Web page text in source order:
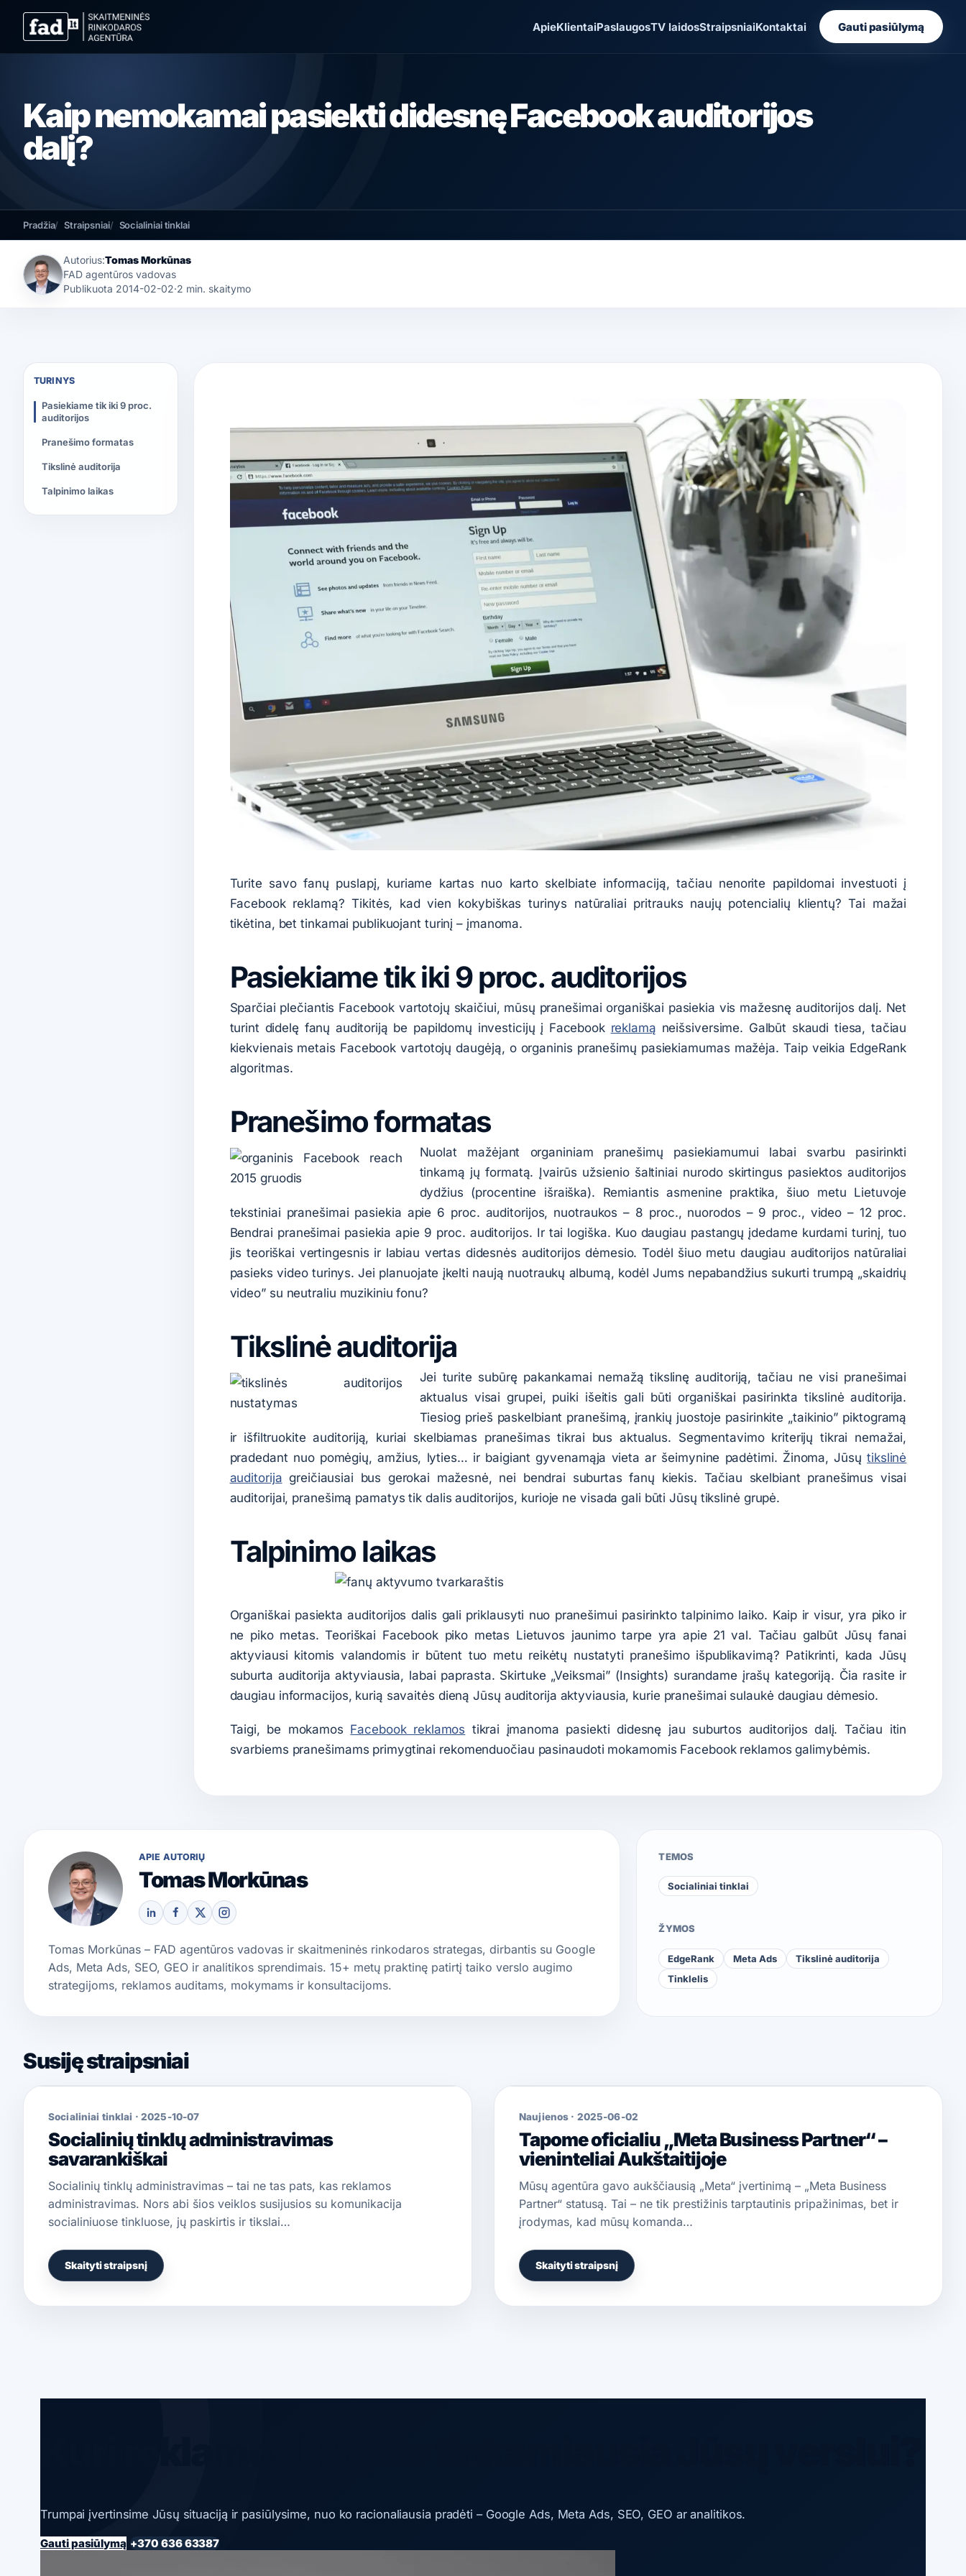
ApieKlientaiPaslaugosTV laidosStraipsniaiKontaktai Gauti pasiūlymą
Kaip nemokamai pasiekti didesnę Facebook auditorijos
dalį?
Pradžia Straipsniai Socialiniai tinklai
Autorius:Tomas Morkūnas
FAD agentūros vadovas
Publikuota 2014-02-02·2 min. skaitymo
TURINYS
Pasiekiame tik iki 9 proc.
auditorijos
Pranešimo formatas
Tikslinė auditorija
Talpinimo laikas
Turite savo fanų puslapį, kuriame kartas nuo karto skelbiate informaciją, tačiau nenorite papildomai investuoti į
Facebook reklamą? Tikitės, kad vien kokybiškas turinys natūraliai pritrauks naujų potencialių klientų? Tai mažai
tikėtina, bet tinkamai publikuojant turinį – įmanoma.
Pasiekiame tik iki 9 proc. auditorijos
Sparčiai plečiantis Facebook vartotojų skaičiui, mūsų pranešimai organiškai pasiekia vis mažesnę auditorijos dalį. Net
turint didelę fanų auditoriją be papildomų investicijų į Facebook reklamą neišsiversime. Galbūt skaudi tiesa, tačiau
kiekvienais metais Facebook vartotojų daugėją, o organinis pranešimų pasiekiamumas mažėja. Taip veikia EdgeRank
algoritmas.
Pranešimo formatas
Nuolat mažėjant organiniam pranešimų pasiekiamumui labai svarbu pasirinkti
tinkamą jų formatą. Įvairūs užsienio šaltiniai nurodo skirtingus pasiektos auditorijos
dydžius (procentine išraiška). Remiantis asmenine praktika, šiuo metu Lietuvoje
tekstiniai pranešimai pasiekia apie 6 proc. auditorijos, nuotraukos – 8 proc., nuorodos – 9 proc., video – 12 proc.
Bendrai pranešimai pasiekia apie 9 proc. auditorijos. Ir tai logiška. Kuo daugiau pastangų įdedame kurdami turinį, tuo
jis teoriškai vertingesnis ir labiau vertas didesnės auditorijos dėmesio. Todėl šiuo metu daugiau auditorijos natūraliai
pasieks video turinys. Jei planuojate įkelti naują nuotraukų albumą, kodėl Jums nepabandžius sukurti trumpą „skaidrių
video” su neutraliu muzikiniu fonu?
Tikslinė auditorija
Jei turite subūrę pakankamai nemažą tikslinę auditoriją, tačiau ne visi pranešimai
aktualus visai grupei, puiki išeitis gali būti organiškai pasirinkta tikslinė auditorija.
Tiesiog prieš paskelbiant pranešimą, įrankių juostoje pasirinkite „taikinio” piktogramą
ir išfiltruokite auditoriją, kuriai skelbiamas pranešimas tikrai bus aktualus. Segmentavimo kriterijų tikrai nemažai,
pradedant nuo pomėgių, amžius, lyties… ir baigiant gyvenamąja vieta ar šeimynine padėtimi. Žinoma, Jūsųtikslinė
auditorija greičiausiai bus gerokai mažesnė, nei bendrai suburtas fanų kiekis. Tačiau skelbiant pranešimus visai
auditorijai, pranešimą pamatys tik dalis auditorijos, kurioje ne visada gali būti Jūsų tikslinė grupė.
Talpinimo laikas
Organiškai pasiekta auditorijos dalis gali priklausyti nuo pranešimui pasirinkto talpinimo laiko. Kaip ir visur, yra piko ir
ne piko metas. Teoriškai Facebook piko metas Lietuvos jaunimo tarpe yra apie 21 val. Tačiau galbūt Jūsų fanai
aktyviausi kitomis valandomis ir būtent tuo metu reikėtų nustatyti pranešimo išpublikavimą? Patikrinti, kada Jūsų
suburta auditorija aktyviausia, labai paprasta. Skirtuke „Veiksmai” (Insights) surandame įrašų kategoriją. Čia rasite ir
daugiau informacijos, kurią savaitės dieną Jūsų auditorija aktyviausia, kurie pranešimai sulaukė daugiau dėmesio.
Taigi, be mokamos Facebook reklamos tikrai įmanoma pasiekti didesnę jau suburtos auditorijos dalį. Tačiau itin
svarbiems pranešimams primygtinai rekomenduočiau pasinaudoti mokamomis Facebook reklamos galimybėmis.
APIE AUTORIŲ
Tomas Morkūnas
Tomas Morkūnas – FAD agentūros vadovas ir skaitmeninės rinkodaros strategas, dirbantis su Google
Ads, Meta Ads, SEO, GEO ir analitikos sprendimais. 15+ metų praktinę patirtį taiko verslo augimo
strategijoms, reklamos auditams, mokymams ir konsultacijoms.
TEMOS
Socialiniai tinklai
ŽYMOS
EdgeRank Meta Ads
Tikslinė auditorija
Tinklelis
Susiję straipsniai
Socialiniai tinklai · 2025-10-07
Socialinių tinklų administravimas
savarankiškai
Socialinių tinklų administravimas – tai ne tas pats, kas reklamos
administravimas. Nors abi šios veiklos susijusios su komunikacija
socialiniuose tinkluose, jų paskirtis ir tikslai…
Skaityti straipsnį
Naujienos · 2025-06-02
Tapome oficialiu „Meta Business Partner“ –
vieninteliai Aukštaitijoje
Mūsų agentūra gavo aukščiausią „Meta“ įvertinimą – „Meta Business
Partner“ statusą. Tai – ne tik prestižinis tarptautinis pripažinimas, bet ir
įrodymas, kad mūsų komanda…
Skaityti straipsnį
Trumpai įvertinsime Jūsų situaciją ir pasiūlysime, nuo ko racionaliausia pradėti – Google Ads, Meta Ads, SEO, GEO ar analitikos.
Gauti pasiūlymą +370 636 63387